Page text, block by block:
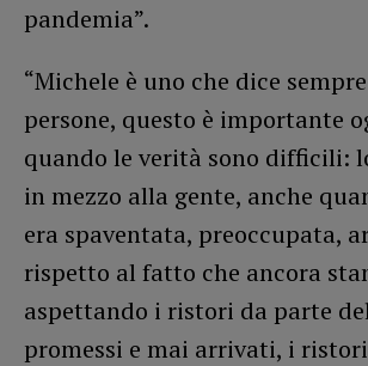
pandemia”.
“Michele è uno che dice
persone, questo è importante
quando le verità sono difficili:
in mezzo alla gente, anche
era spaventata, preoccupata,
rispetto al fatto che ancora
aspettando i ristori da parte
promessi e mai arrivati, i